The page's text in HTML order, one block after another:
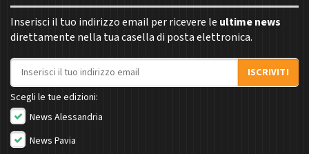
Inserisci il tuo indirizzo email per ricevere le ultime news
direttamente nella tua casella di posta elettronica.
Indirizzo email
ISCRIVITI
Scegli le tue edizioni:
News Alessandria
News Pavia